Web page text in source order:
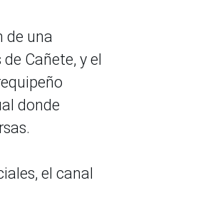
de una
Cañete, y el
donde
el canal